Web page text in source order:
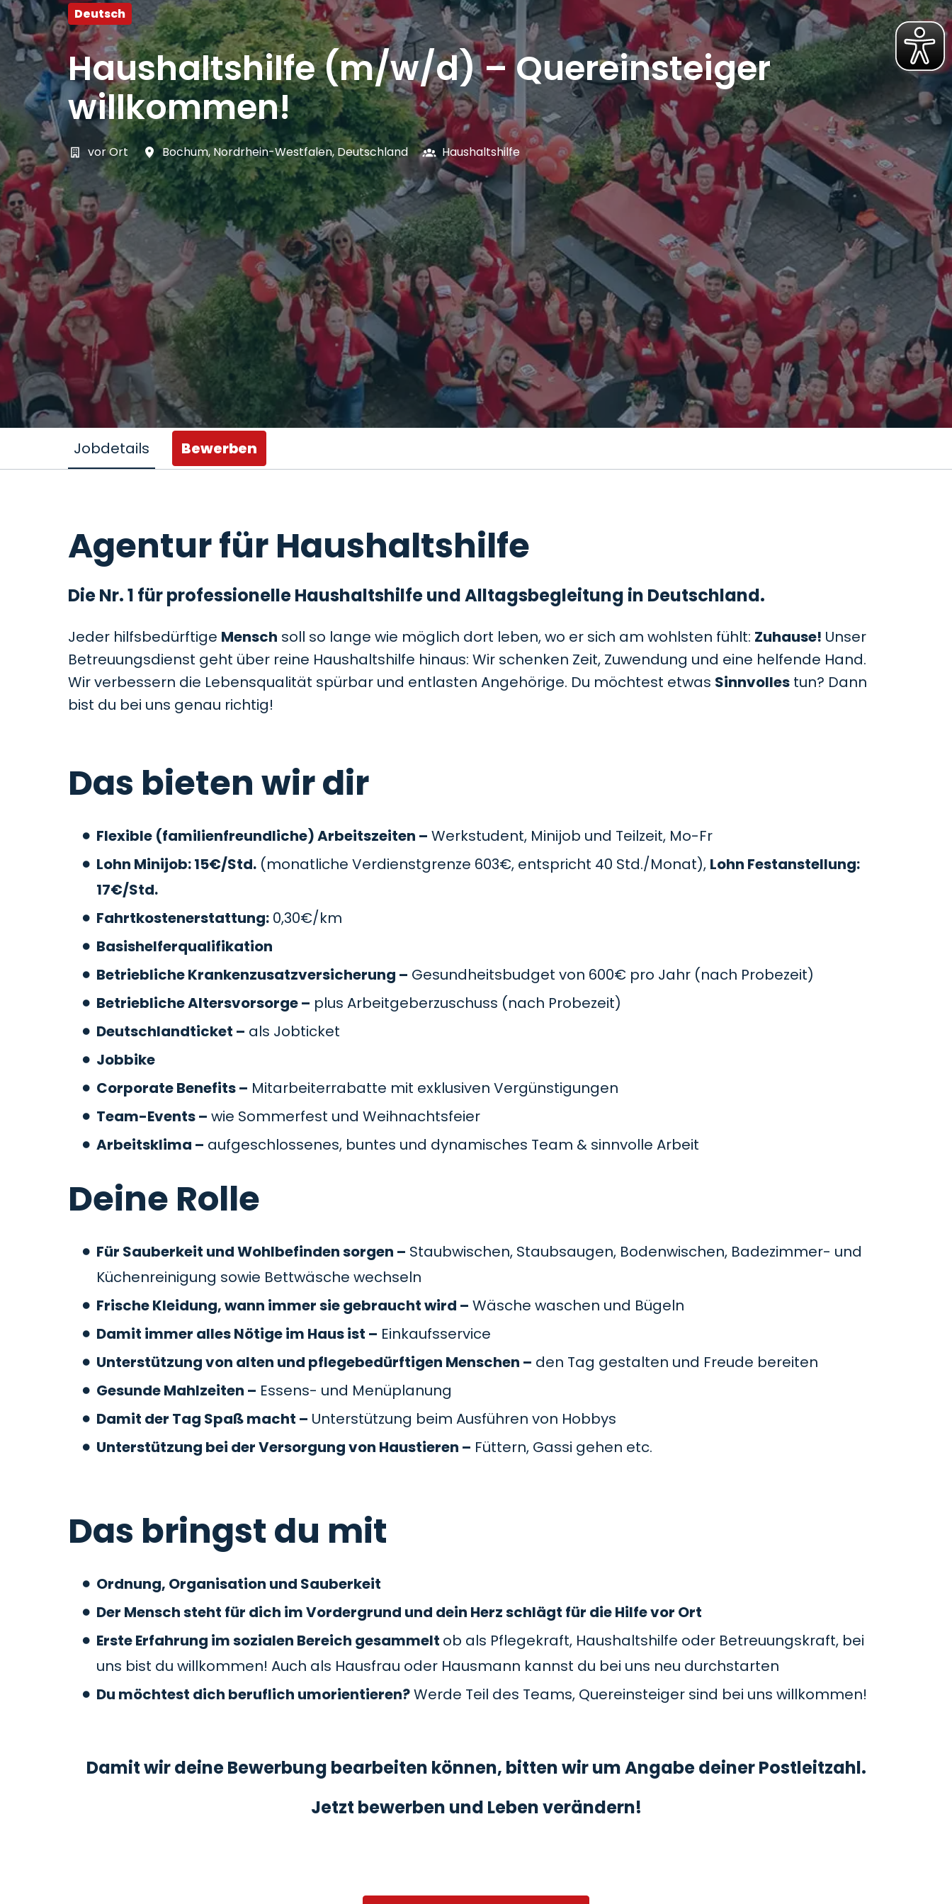
Deutsch
Haushaltshilfe (m/w/d) – Quereinsteiger
willkommen!
vor Ort Bochum, Nordrhein-Westfalen, Deutschland Haushaltshilfe
Jobdetails Bewerben
Agentur für Haushaltshilfe
Die Nr. 1 für professionelle Haushaltshilfe und Alltagsbegleitung in Deutschland.
Jeder hilfsbedürftige Mensch soll so lange wie möglich dort leben, wo er sich am wohlsten fühlt: Zuhause! Unser
Betreuungsdienst geht über reine Haushaltshilfe hinaus: Wir schenken Zeit, Zuwendung und eine helfende Hand.
Wir verbessern die Lebensqualität spürbar und entlasten Angehörige. Du möchtest etwas Sinnvolles tun? Dann
bist du bei uns genau richtig!
Das bieten wir dir
Flexible (familienfreundliche) Arbeitszeiten – Werkstudent, Minijob und Teilzeit, Mo-Fr
Lohn Minijob: 15€/Std. (monatliche Verdienstgrenze 603€, entspricht 40 Std./Monat), Lohn Festanstellung:
17€/Std.
Fahrtkostenerstattung: 0,30€/km
Basishelferqualifikation
Betriebliche Krankenzusatzversicherung – Gesundheitsbudget von 600€ pro Jahr (nach Probezeit)
Betriebliche Altersvorsorge – plus Arbeitgeberzuschuss (nach Probezeit)
Deutschlandticket – als Jobticket
Jobbike
Corporate Benefits – Mitarbeiterrabatte mit exklusiven Vergünstigungen
Team-Events – wie Sommerfest und Weihnachtsfeier
Arbeitsklima – aufgeschlossenes, buntes und dynamisches Team & sinnvolle Arbeit
Deine Rolle
Für Sauberkeit und Wohlbefinden sorgen – Staubwischen, Staubsaugen, Bodenwischen, Badezimmer- und
Küchenreinigung sowie Bettwäsche wechseln
Frische Kleidung, wann immer sie gebraucht wird – Wäsche waschen und Bügeln
Damit immer alles Nötige im Haus ist – Einkaufsservice
Unterstützung von alten und pflegebedürftigen Menschen – den Tag gestalten und Freude bereiten
Gesunde Mahlzeiten – Essens- und Menüplanung
Damit der Tag Spaß macht – Unterstützung beim Ausführen von Hobbys
Unterstützung bei der Versorgung von Haustieren – Füttern, Gassi gehen etc.
Das bringst du mit
Ordnung, Organisation und Sauberkeit
Der Mensch steht für dich im Vordergrund und dein Herz schlägt für die Hilfe vor Ort
Erste Erfahrung im sozialen Bereich gesammelt ob als Pflegekraft, Haushaltshilfe oder Betreuungskraft, bei
uns bist du willkommen! Auch als Hausfrau oder Hausmann kannst du bei uns neu durchstarten
Du möchtest dich beruflich umorientieren?Werde Teil des Teams, Quereinsteiger sind bei uns willkommen!
Damit wir deine Bewerbung bearbeiten können, bitten wir um Angabe deiner Postleitzahl.
Jetzt bewerben und Leben verändern!